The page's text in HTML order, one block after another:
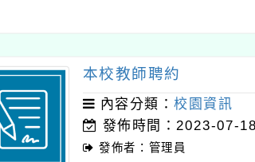
本校教師聘約
內容分類：校園資訊
發佈時間：2023-07-
發佈者：管理員